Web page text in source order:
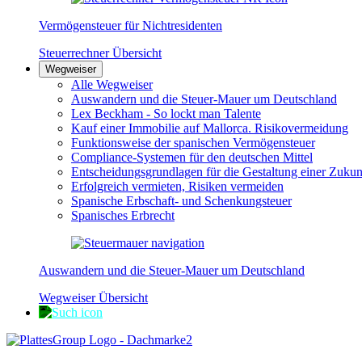
Vermögensteuer für Nichtresidenten
Steuerrechner Übersicht
Wegweiser
Alle Wegweiser
Auswandern und die Steuer-Mauer um Deutschland
Lex Beckham - So lockt man Talente
Kauf einer Immobilie auf Mallorca. Risikovermeidung
Funktionsweise der spanischen Vermögensteuer
Compliance-Systemen für den deutschen Mittel
Entscheidungsgrundlagen für die Gestaltung einer
Erfolgreich vermieten, Risiken vermeiden
Spanische Erbschaft- und Schenkungsteuer
Spanisches Erbrecht
Auswandern und die Steuer-Mauer um Deutschland
Wegweiser Übersicht